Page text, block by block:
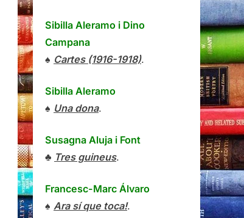
Sibilla Aleramo i Dino
Campana
♠ Cartes (1916-1918).
Sibilla Aleramo
♠ Una dona.
Susagna Aluja i Font
♣ Tres guineus.
Francesc-Marc Álvaro
♠ Ara sí que toca!.